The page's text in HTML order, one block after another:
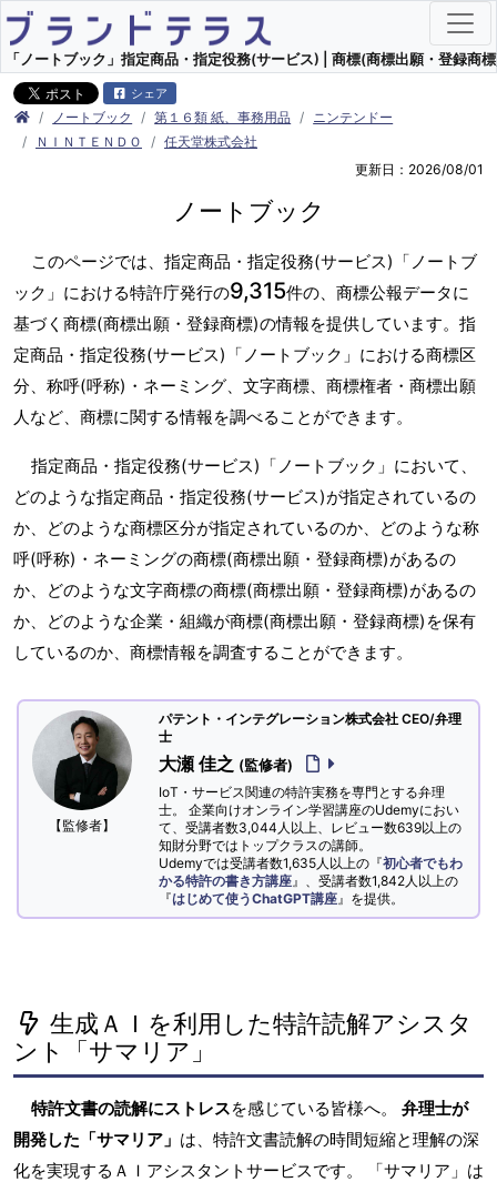
「ノートブック」指定商品・指定役務(サービス) | 商標(商標出願・登録商
シェア
ノートブック 第１６類 紙、事務用品
ニンテンドー
ＮＩＮＴＥＮＤＯ
任天堂株式会社
更新日：2026/08/01
ノートブック
このページでは、指定商品・指定役務(サービス)「ノートブ
ック」における特許庁発行の9,315件の、商標公報データに
基づく商標(商標出願・登録商標)の情報を提供しています。指
定商品・指定役務(サービス)「ノートブック」における商標区
分、称呼(呼称)・ネーミング、文字商標、商標権者・商標出願
人など、商標に関する情報を調べることができます。
指定商品・指定役務(サービス)「ノートブック」において、
どのような指定商品・指定役務(サービス)が指定されているの
か、どのような商標区分が指定されているのか、どのような称
呼(呼称)・ネーミングの商標(商標出願・登録商標)があるの
か、どのような文字商標の商標(商標出願・登録商標)があるの
か、どのような企業・組織が商標(商標出願・登録商標)を保有
しているのか、商標情報を調査することができます。
【監修者】
パテント・インテグレーション株式会社 CEO/弁理
士
大瀬 佳之 (監修者)
IoT・サービス関連の特許実務を専門とする弁理
士。 企業向けオンライン学習講座のUdemyにおい
て、受講者数3,044人以上、レビュー数639以上の
知財分野ではトップクラスの講師。
Udemyでは受講者数1,635人以上の『初心者でもわ
かる特許の書き方講座 』、受講者数1,842人以上の
『はじめて使うChatGPT講座 』を提供。
生成ＡＩを利用した特許読解アシスタ
ント「サマリア」
特許文書の読解にストレスを感じている皆様へ。 弁理士が
開発した「サマリア」 は、特許文書読解の時間短縮と理解の深
化を実現するＡＩアシスタントサービスです。 「サマリア」は